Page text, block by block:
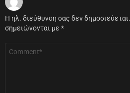
Η ηλ. διεύθυνση σας δεν δημοσιεύεται.
σημειώνονται με *
Σχόλιο